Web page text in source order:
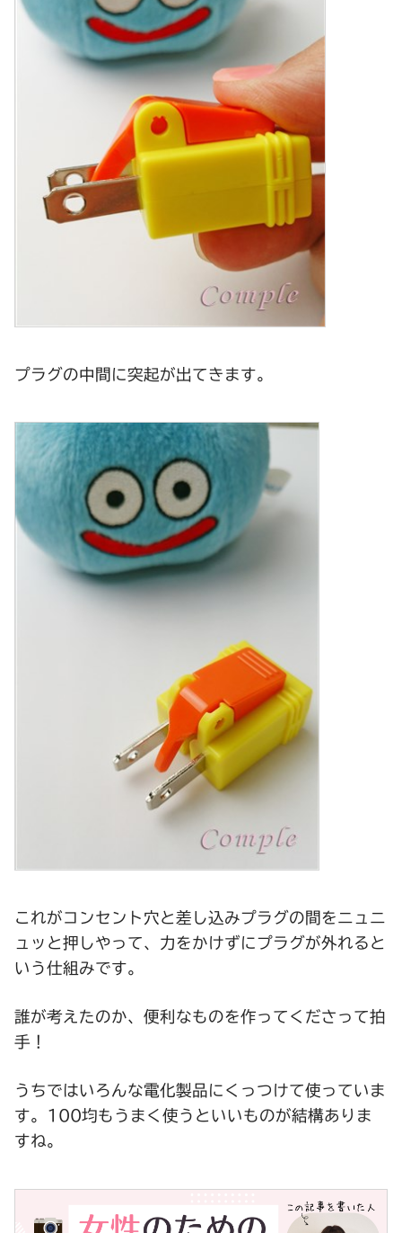
プラグの中間に突起が出てきます。
これがコンセント穴と差し込みプラグの間をニュニ
ュッと押しやって、力をかけずにプラグが外れると
いう仕組みです。
誰が考えたのか、便利なものを作ってくださって拍
手！
うちではいろんな電化製品にくっつけて使っていま
す。100均もうまく使うといいものが結構ありま
すね。